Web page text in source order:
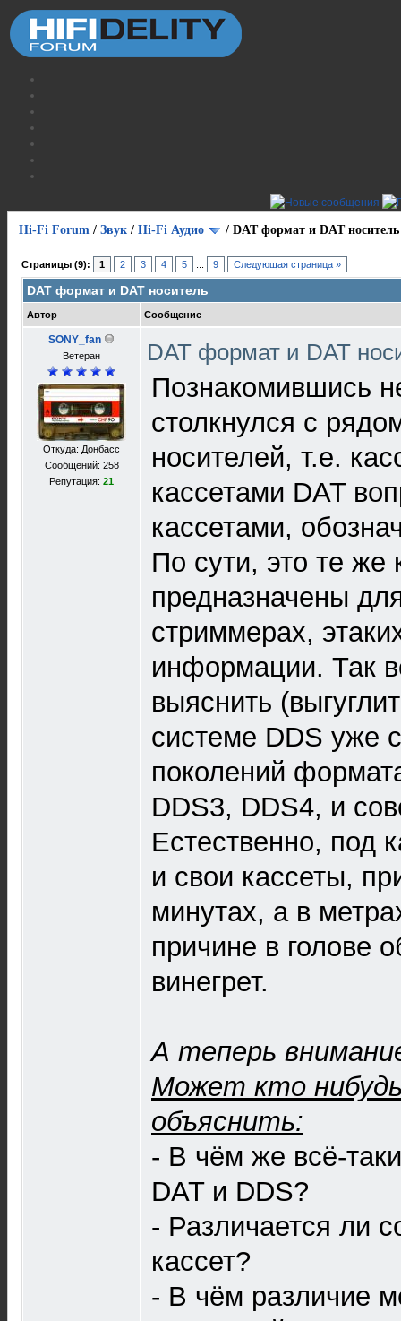
Hi-Fi Forum / Звук / Hi-Fi Аудио / DAT формат и DAT носитель
Страницы (9): 1 2 3 4 5 9 Следующая страница »
DAT формат и DAT носитель
Автор Сообщение
SONY_fan
Ветеран
Откуда: Донбасс
Сообщений: 258
Репутация: 21
DAT формат и DAT
Познакомившись
столкнулся с
носителей, т.е.
кассетами DAT
кассетами,
По сути, это те же
предназначены
стриммерах,
информации. Так
выяснить
системе DDS уже
поколений
DDS3, DDS4, и
Естественно, под
и свои кассеты,
минутах, а в
причине в голове
винегрет.
А теперь
Может кто
объяснить:
- В чём же всё-
DAT и DDS?
- Различается ли
кассет?
- В чём различие